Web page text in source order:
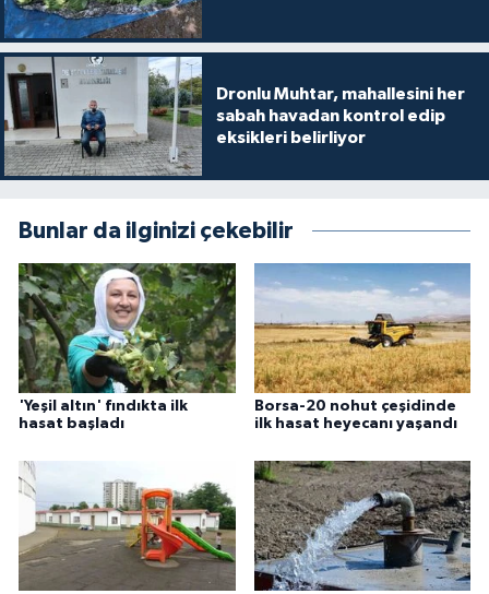
Dronlu Muhtar, mahallesini her
sabah havadan kontrol edip
eksikleri belirliyor
Bunlar da ilginizi çekebilir
'Yeşil altın' fındıkta ilk
hasat başladı
Borsa-20 nohut çeşidinde
ilk hasat heyecanı yaşandı